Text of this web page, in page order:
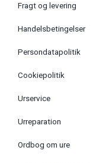
Fragt og levering
Handelsbetingelser
Persondatapolitik
Cookiepolitik
Urservice
Urreparation
Ordbog om ure